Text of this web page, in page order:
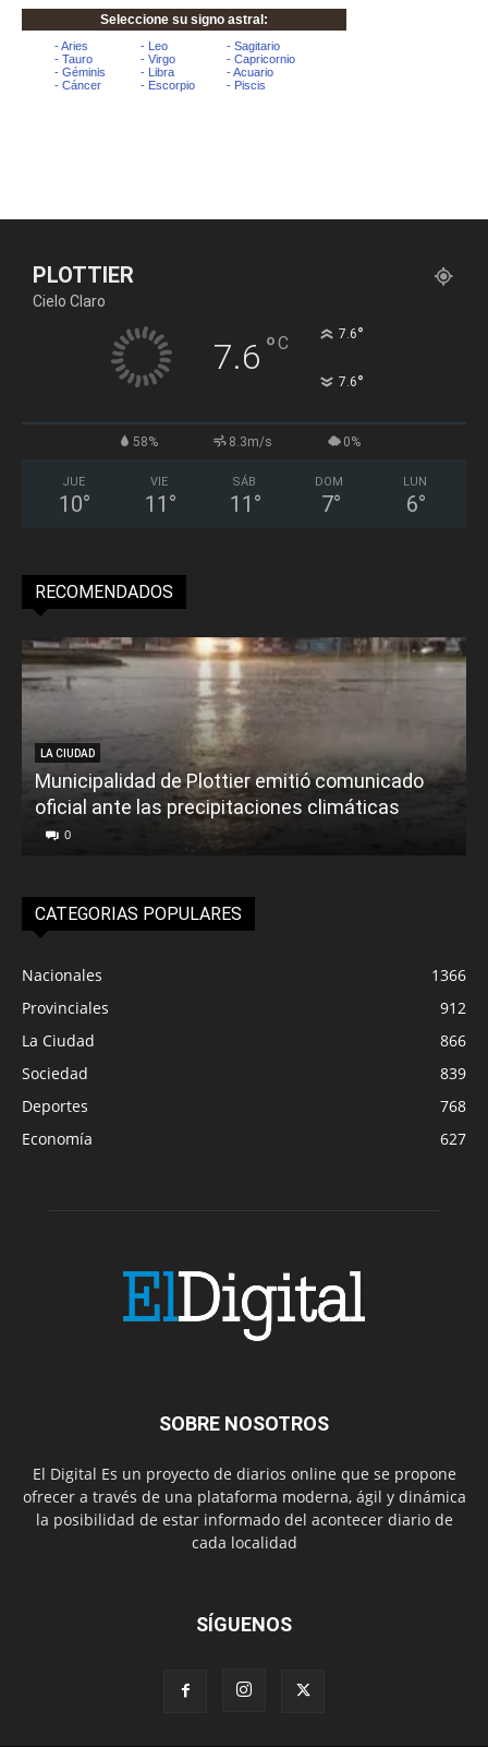
PLOTTIER
Cielo Claro
7.6 °C 7.6°
7.6°
58% 8.3m/s 0%
JUE
10°
VIE
11 °
SÁB
11 °
DOM
7°
LUN
6°
RECOMENDADOS
LA CIUDAD
Municipalidad de Plottier emitió comunicado
oficial ante las precipitaciones climáticas
0
CATEGORIAS POPULARES
Nacionales
1366
Provinciales
912
La Ciudad
866
Sociedad
839
Deportes
768
Economía
627
SOBRE NOSOTROS
El Digital Es un proyecto de diarios online que se propone
ofrecer a través de una plataforma moderna, ágil y dinámica
la posibilidad de estar informado del acontecer diario de
cada localidad
SÍGUENOS